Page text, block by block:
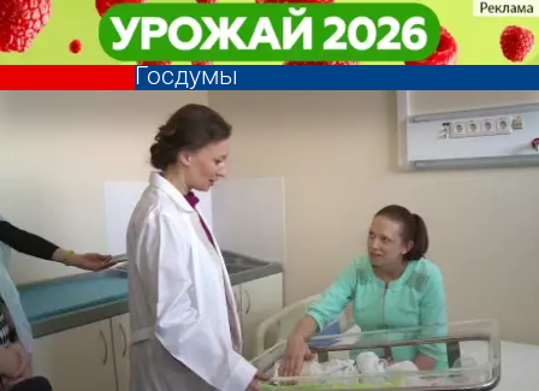
Уроженка Пензы Анна Кузнецова
вошла в состав руководства
Госдумы
Политика
Уроженка Пензы Анна Кузнецова
вошла в состав руководства
Госдумы
Политика
Другие новости по
теме
Погода и курсы
валют в Пензе